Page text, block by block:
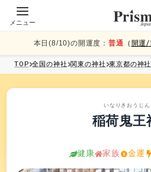
メニュー
本日(8/10)の開運度：普通 （ 開運/
TOP 全国の神社 関東の神社 東京都の神社
いなりきおうじん
稲荷鬼王
健康 家族 金運